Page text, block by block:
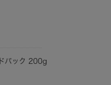
パック 200g